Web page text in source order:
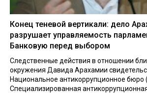
Конец теневой вертикали: дело
разрушает управляемость
Банковую перед выбором
Следственные действия в отношении
окружения Давида Арахамии
Национальное антикоррупционное бюро
Специализированная